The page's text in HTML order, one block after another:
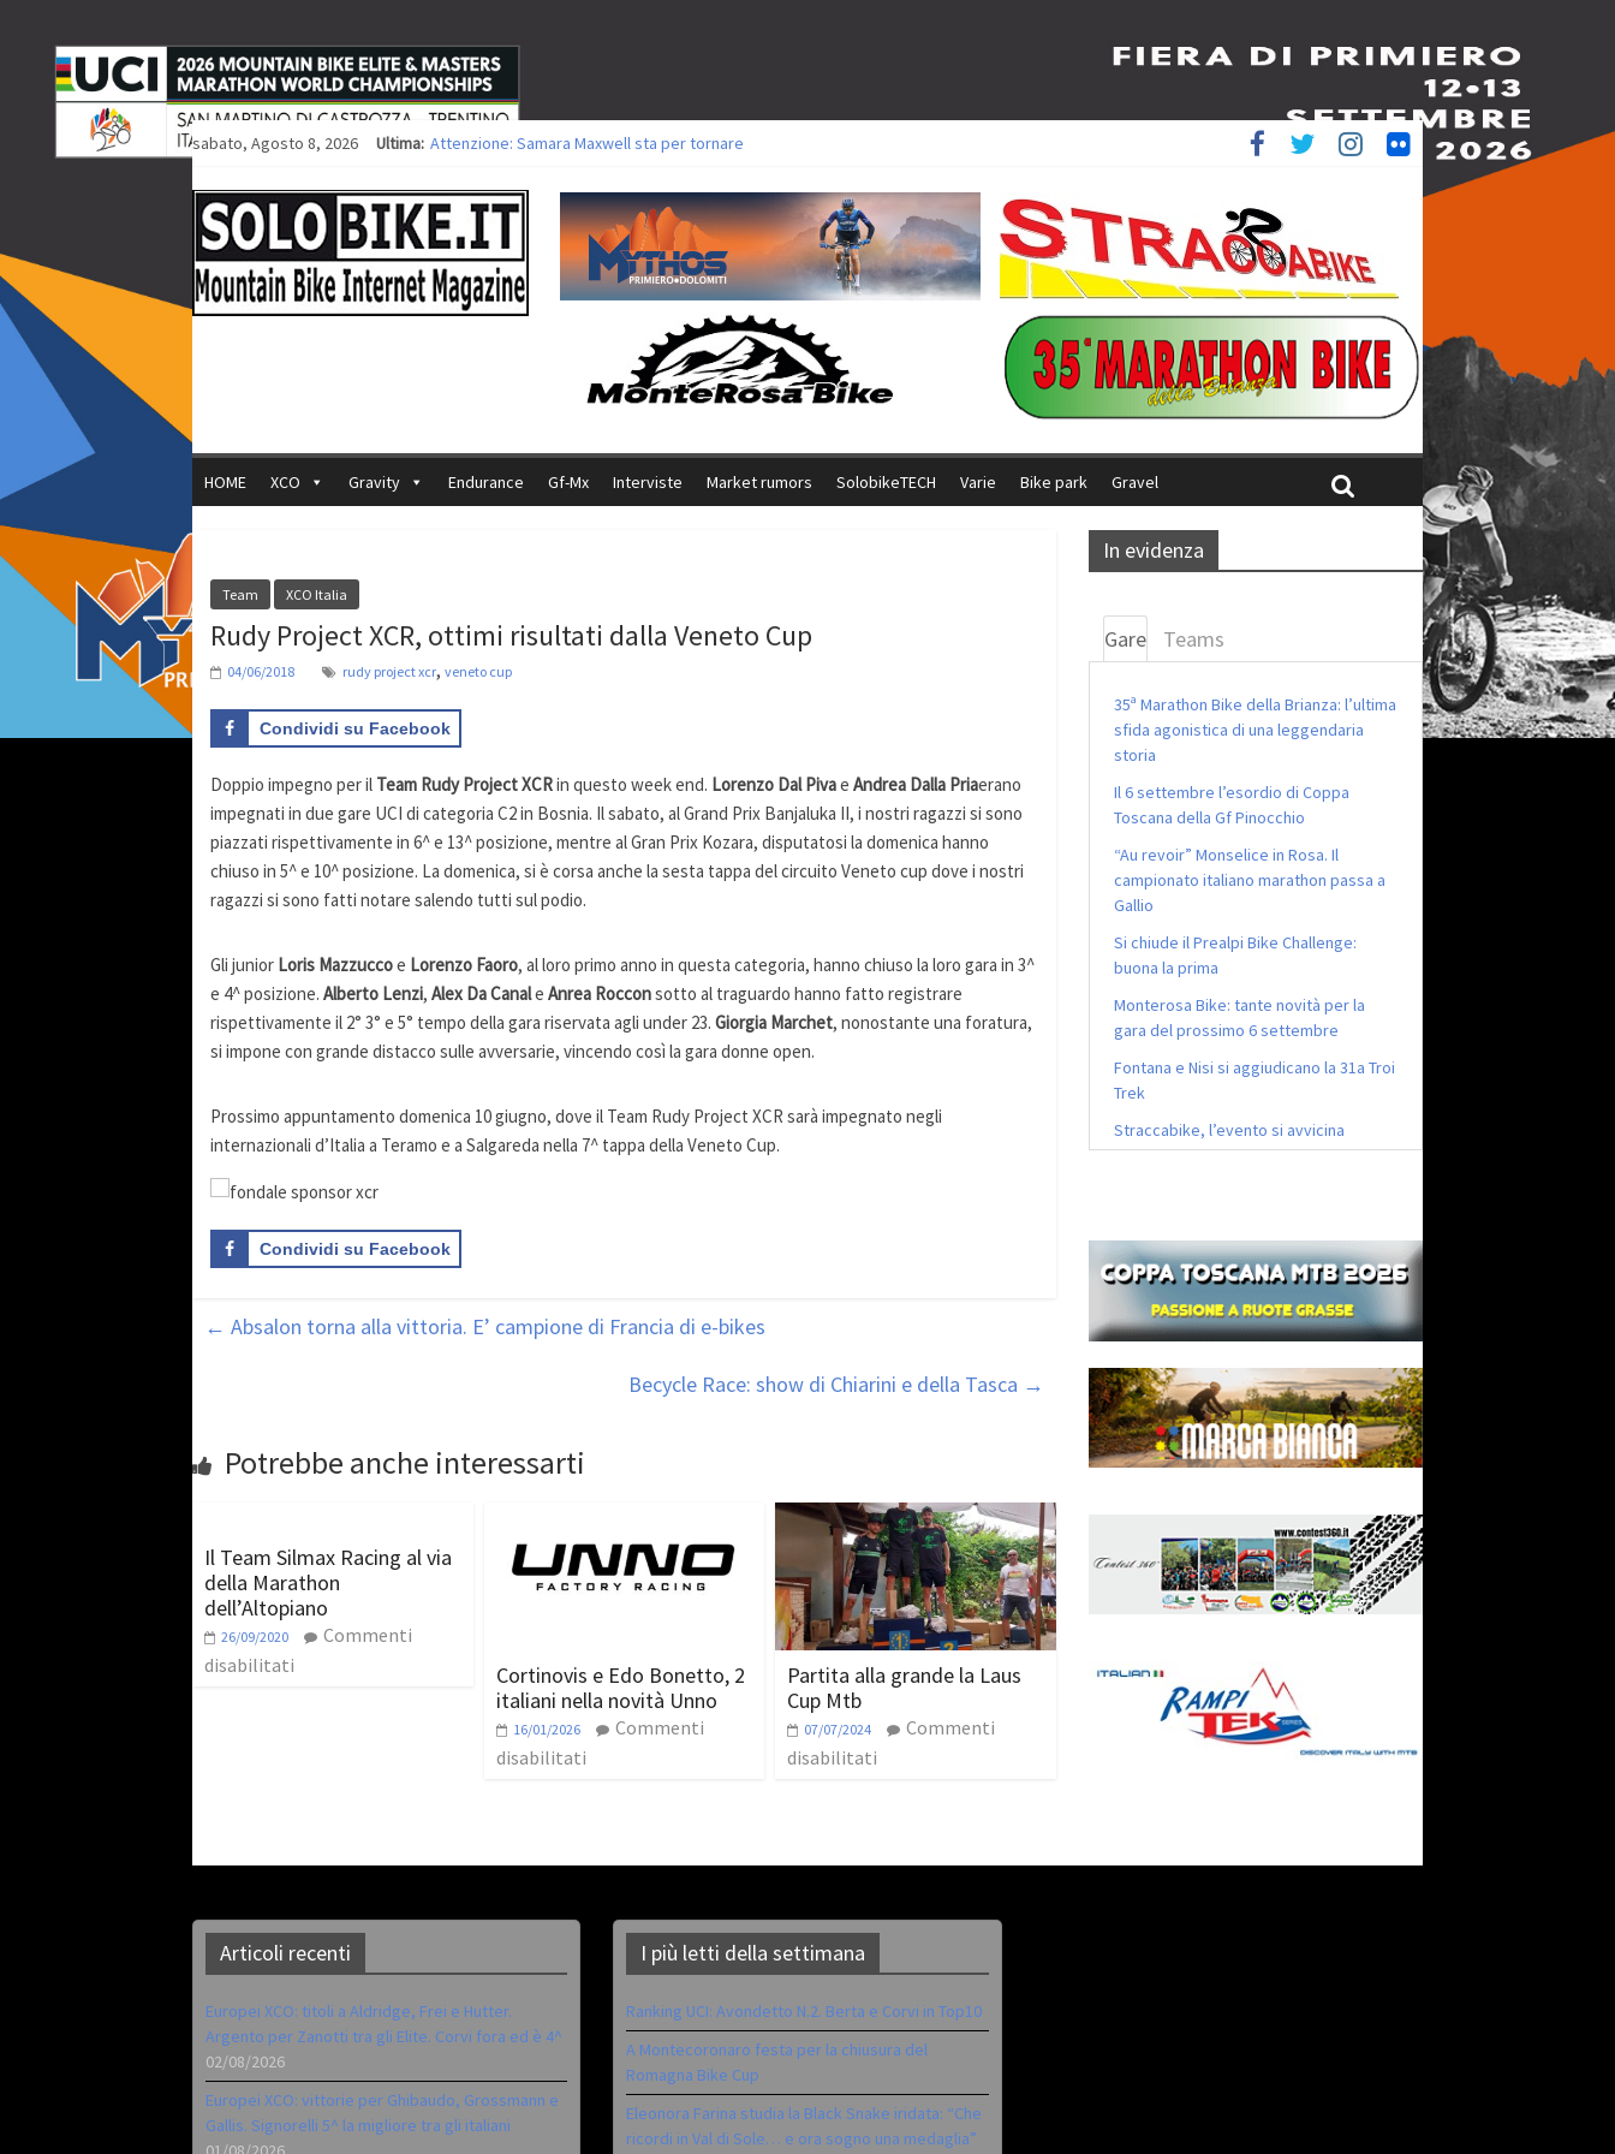
sabato, Agosto 8, 2026 Ultima: Attenzione: Samara Maxwell sta per tornare
Europei XCO: vittorie per Ghibaudo, Grossmann e Gallis. Signorelli 5^ la migliore tra gli italiani
35ª Marathon Bike della Brianza: l’ultima sfida agonistica di una leggendaria storia
Europei MTB: il Team Relay firma il secondo argento azzurro a Monteceneri
HOME XCO Gravity Endurance Gf-Mx Interviste Market rumors SolobikeTECH Varie Bike park Gravel
Team XCO Italia
Rudy Project XCR, ottimi risultati dalla Veneto Cup
04/06/2018 rudy project xcr, veneto cup
Condividi su Facebook
Doppio impegno per il Team Rudy Project XCRin questo week end. Lorenzo Dal Pivae Andrea Dalla Priaerano
impegnati in due gare UCI di categoria C2 in Bosnia. Il sabato, al Grand Prix Banjaluka II, i nostri ragazzi si sono
piazzati rispettivamente in 6^ e 13^ posizione, mentre al Gran Prix Kozara, disputatosi la domenica hanno
chiuso in 5^ e 10^ posizione. La domenica, si è corsa anche la sesta tappa del circuito Veneto cup dove i nostri
ragazzi si sono fatti notare salendo tutti sul podio.
Gli junior Loris Mazzuccoe Lorenzo Faoro, al loro primo anno in questa categoria, hanno chiuso la loro gara in 3^
e 4^ posizione. Alberto Lenzi, Alex Da Canale Anrea Rocconsotto al traguardo hanno fatto registrare
rispettivamente il 2° 3° e 5° tempo della gara riservata agli under 23. Giorgia Marchet, nonostante una foratura,
si impone con grande distacco sulle avversarie, vincendo così la gara donne open.
Prossimo appuntamento domenica 10 giugno, dove il Team Rudy Project XCR sarà impegnato negli
internazionali d’Italia a Teramo e a Salgareda nella 7^ tappa della Veneto Cup.
Condividi su Facebook
← Absalon torna alla vittoria. E’ campione di Francia di e-bikes
Becycle Race: show di Chiarini e della Tasca →
Potrebbe anche interessarti
Il Team Silmax Racing al via
della Marathon
dell’Altopiano
26/09/2020
Commenti
disabilitati
Cortinovis e Edo Bonetto, 2
italiani nella novità Unno
16/01/2026
Commenti
disabilitati
Partita alla grande la Laus
Cup Mtb
07/07/2024
Commenti
disabilitati
In evidenza
Gare Teams
35ª Marathon Bike della Brianza: l’ultima
sfida agonistica di una leggendaria
storia
Il 6 settembre l’esordio di Coppa
Toscana della Gf Pinocchio
“Au revoir” Monselice in Rosa. Il
campionato italiano marathon passa a
Gallio
Si chiude il Prealpi Bike Challenge:
buona la prima
Monterosa Bike: tante novità per la
gara del prossimo 6 settembre
Fontana e Nisi si aggiudicano la 31a Troi
Trek
Straccabike, l’evento si avvicina
Articoli recenti
Europei XCO: titoli a Aldridge, Frei e Hutter.
Argento per Zanotti tra gli Elite. Corvi fora ed è 4^
02/08/2026
Europei XCO: vittorie per Ghibaudo, Grossmann e
Gallis. Signorelli 5^ la migliore tra gli italiani
I più letti della settimana
Ranking UCI: Avondetto N.2. Berta e Corvi in Top10
A Montecoronaro festa per la chiusura del
Romagna Bike Cup
Eleonora Farina studia la Black Snake iridata: “Che
ricordi in Val di Sole… e ora sogno una medaglia”